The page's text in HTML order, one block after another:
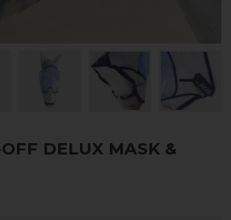
DELUX MASK &